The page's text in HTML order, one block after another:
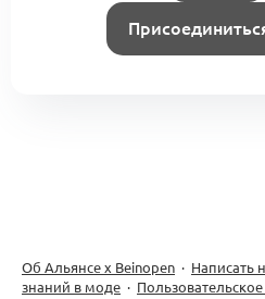
Об Альянсе х Beinopen · Написать
знаний в моде ·